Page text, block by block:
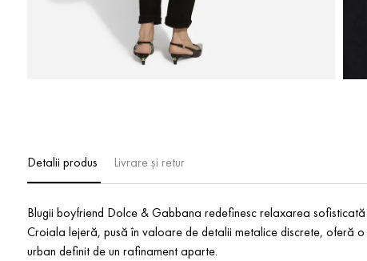
Detalii produs Livrare și retur
Blugii boyfriend Dolce & Gabbana redefinesc relaxarea
Croiala lejeră, pusă în valoare de detalii metalice discrete, oferă
urban definit de un rafinament aparte.